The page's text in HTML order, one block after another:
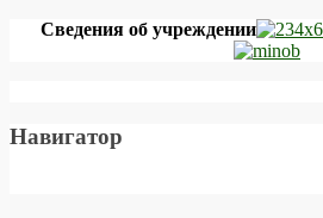
Сведения об учреждении
Навигатор